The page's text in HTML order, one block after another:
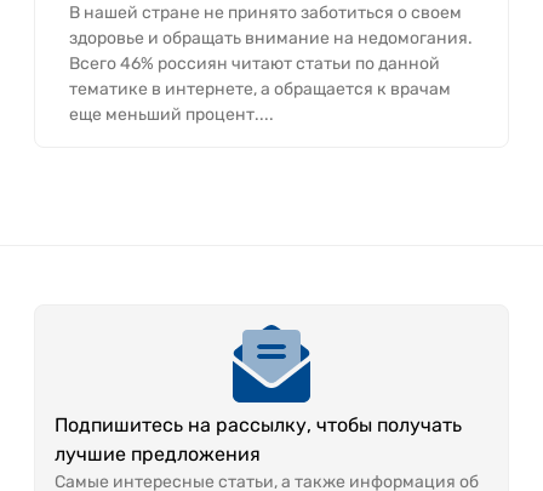
В нашей стране не принято заботиться о своем
здоровье и обращать внимание на недомогания.
Всего 46% россиян читают статьи по данной
тематике в интернете, а обращается к врачам
еще меньший процент....
Подпишитесь на рассылку, чтобы получать
лучшие предложения
Самые интересные статьи, а также информация об